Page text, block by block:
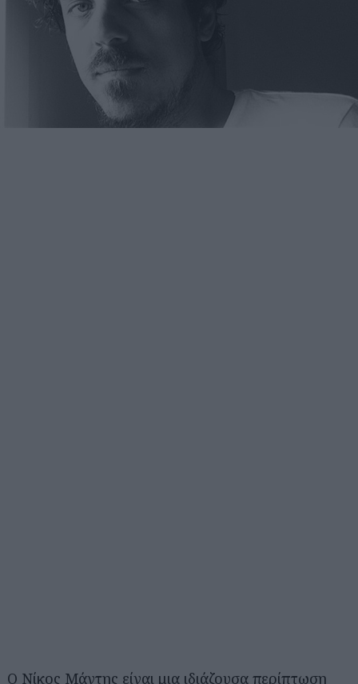
Ο Νίκος Μάντης είναι μια ιδιάζουσα περίπτωση